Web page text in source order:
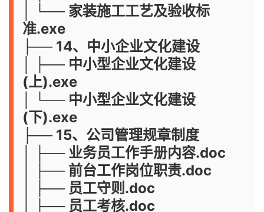
│ └── 家装施工工艺及验收标
准.exe
├── 14、中小企业文化建设
│ ├── 中小型企业文化建设
(上).exe
│ └── 中小型企业文化建设
(下).exe
├── 15、公司管理规章制度
│ ├── 业务员工作手册内容.doc
│ ├── 前台工作岗位职责.doc
│ ├── 员工守则.doc
│ ├── 员工考核.doc